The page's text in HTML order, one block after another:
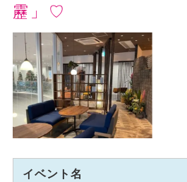
靂」♡
イベント名